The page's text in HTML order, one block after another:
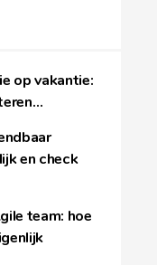
op vakantie:
en check
team: hoe